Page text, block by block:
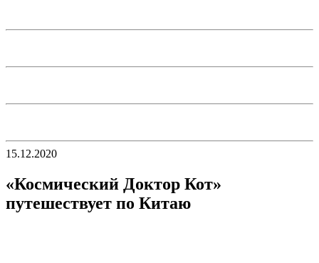
15.12.2020
«Космический Доктор Кот»
путешествует по Китаю